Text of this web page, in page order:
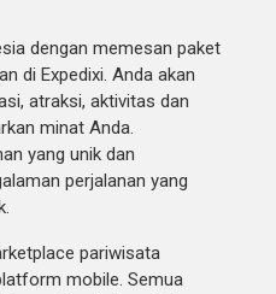
dengan memesan paket
di Expedixi. Anda akan
atraksi, aktivitas dan
minat Anda.
yang unik dan
perjalanan yang
pariwisata
mobile. Semua